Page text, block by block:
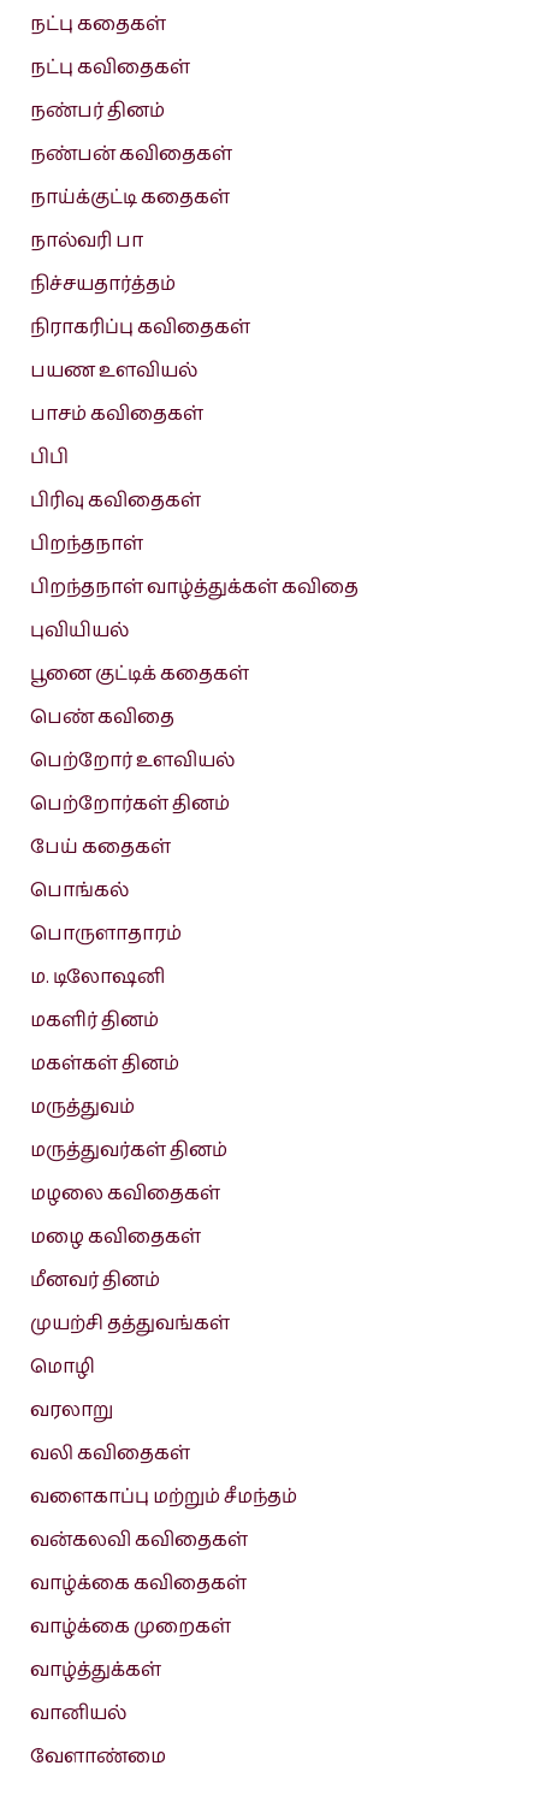
நட்பு கதைகள்
நட்பு கவிதைகள்
நண்பர் தினம்
நண்பன் கவிதைகள்
நாய்க்குட்டி கதைகள்
நால்வரி பா
நிச்சயதார்த்தம்
நிராகரிப்பு கவிதைகள்
பயண உளவியல்
பாசம் கவிதைகள்
பிபி
பிரிவு கவிதைகள்
பிறந்தநாள்
பிறந்தநாள் வாழ்த்துக்கள் கவிதை
புவியியல்
பூனை குட்டிக் கதைகள்
பெண் கவிதை
பெற்றோர் உளவியல்
பெற்றோர்கள் தினம்
பேய் கதைகள்
பொங்கல்
பொருளாதாரம்
ம. டிலோஷனி
மகளிர் தினம்
மகள்கள் தினம்
மருத்துவம்
மருத்துவர்கள் தினம்
மழலை கவிதைகள்
மழை கவிதைகள்
மீனவர் தினம்
முயற்சி தத்துவங்கள்
மொழி
வரலாறு
வலி கவிதைகள்
வளைகாப்பு மற்றும் சீமந்தம்
வன்கலவி கவிதைகள்
வாழ்க்கை கவிதைகள்
வாழ்க்கை முறைகள்
வாழ்த்துக்கள்
வானியல்
வேளாண்மை